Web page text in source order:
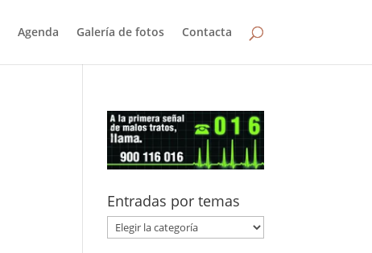
Agenda Galería de fotos Contacta
Entradas por temas
Entradas
por